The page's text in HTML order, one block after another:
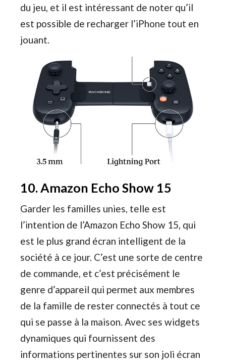
du jeu, et il est intéressant de noter qu’il
est possible de recharger l’iPhone tout en
jouant.
10. Amazon Echo Show 15
Garder les familles unies, telle est
l’intention de l’Amazon Echo Show 15, qui
est le plus grand écran intelligent de la
société à ce jour. C’est une sorte de centre
de commande, et c’est précisément le
genre d’appareil qui permet aux membres
de la famille de rester connectés à tout ce
qui se passe à la maison. Avec ses widgets
dynamiques qui fournissent des
informations pertinentes sur son joli écran